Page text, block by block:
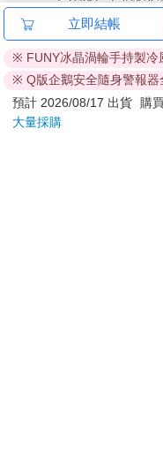
其實，往?下走介於寶來
老房子，這是函館受洋化
下來的設計。這其中有許
兩個町中間的銀座通，更
市裡最時髦的地方，從大
餐廳、唱片行和理髮店的
後，除商品本身有瑕
易於腐敗、保存
鮮食品）
依消費者要求所為
報紙、期刊或雜誌
經消費者拆封之影
立即結帳
※ FUNY冰晶渦輪手持製冷
※ Q版企鵝安全隨身警報器
預計 2026/08/17 出貨
購
大量採購